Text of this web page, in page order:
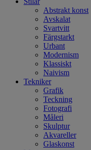
Abstrakt konst
Avskalat
Svartvitt
Färgstarkt
Urbant
Modernism
Klassiskt
Naivism
Tekniker
Grafik
Teckning
Fotografi
Måleri
Skulptur
Akvareller
Glaskonst